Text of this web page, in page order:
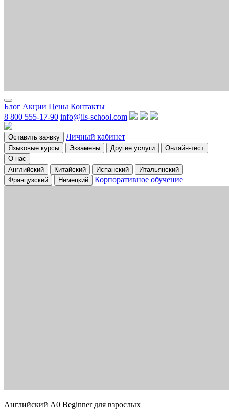
Блог Акции Цены Контакты
8 800 555-17-90 info@ils-school.com
Оставить заявку Личный кабинет
Языковые курсы Экзамены Другие услуги
Онлайн-тест
О нас
Английский
Китайский Испанский
Итальянский
Французский
Немецкий Корпоративное обучение
Английский A0 Beginner для взрослых